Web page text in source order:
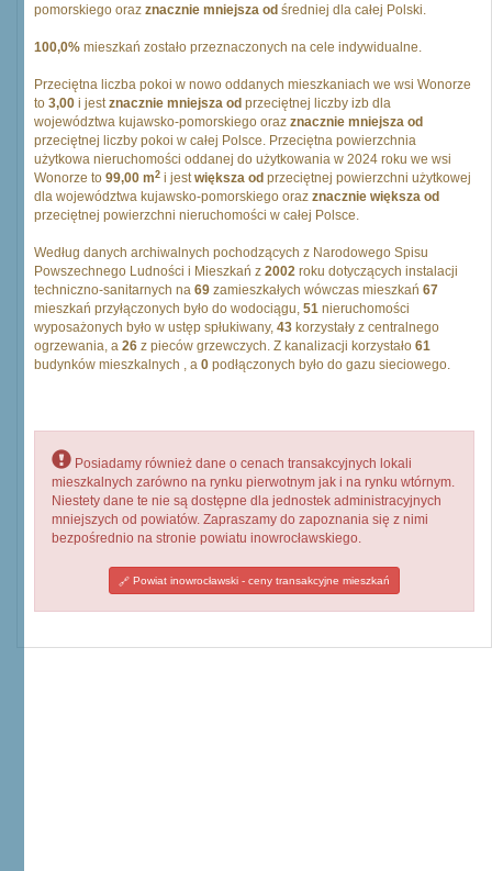
pomorskiego oraz znacznie mniejsza od średniej dla całej Polski.
100,0% mieszkań zostało przeznaczonych na cele indywidualne.
Przeciętna liczba pokoi w nowo oddanych mieszkaniach we wsi Wonorze
to 3,00 i jestznacznie mniejsza od przeciętnej liczby izb dla
województwa kujawsko-pomorskiego oraz znacznie mniejsza od
przeciętnej liczby pokoi w całej Polsce. Przeciętna powierzchnia
użytkowa nieruchomości oddanej do użytkowania w 2024 roku we wsi
Wonorze to 99,00 m2 i jestwiększa od przeciętnej powierzchni użytkowej
dla województwa kujawsko-pomorskiego oraz znacznie większa od
przeciętnej powierzchni nieruchomości w całej Polsce.
Według danych archiwalnych pochodzących z Narodowego Spisu
Powszechnego Ludności i Mieszkań z 2002 roku dotyczących instalacji
techniczno-sanitarnych na 69 zamieszkałych wówczas mieszkań 67
mieszkań przyłączonych było do wodociągu, 51 nieruchomości
wyposażonych było w ustęp spłukiwany, 43 korzystały z centralnego
ogrzewania, a 26 z pieców grzewczych. Z kanalizacji korzystało 61
budynków mieszkalnych , a 0 podłączonych było do gazu sieciowego.
Posiadamy również dane o cenach transakcyjnych lokali
mieszkalnych zarówno na rynku pierwotnym jak i na rynku wtórnym.
Niestety dane te nie są dostępne dla jednostek administracyjnych
mniejszych od powiatów. Zapraszamy do zapoznania się z nimi
bezpośrednio na stronie powiatu inowrocławskiego.
Powiat inowrocławski - ceny transakcyjne mieszkań